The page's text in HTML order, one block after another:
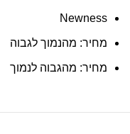
Newness
מחיר: מהנמוך לגבוה
מחיר: מהגבוה לנמוך